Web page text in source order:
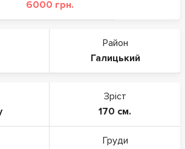
6000 грн.
Район
Галицький
Зріст
170 см.
Груди